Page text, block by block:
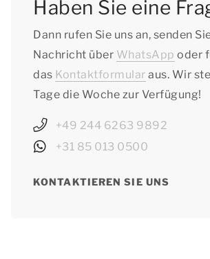
Haben Sie eine
Dann rufen Sie uns an, senden
Nachricht über WhatsApp oder
das Kontaktformular aus. Wir
Tage die Woche zur Verfügung!
+49 244 6263 9892
+31 85 013 0500
KONTAKTIEREN SIE UNS